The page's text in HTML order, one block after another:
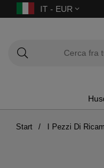
IT - EUR
Start I Pezzi Di